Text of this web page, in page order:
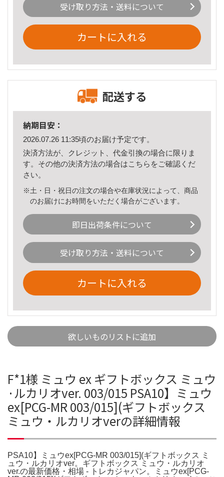
受け取り方法・送料について
カートに入れる
配送する
納期目安：
2026.07.26 11:35頃のお届け予定です。
決済方法が、クレジット、代金引換の場合に限りま
す。その他の決済方法の場合はこちら をご確認くだ
さい。
※土・日・祝日の注文の場合や在庫状況によって、商品
のお届けにお時間をいただく場合がございます。
即日出荷条件について
受け取り方法・送料について
カートに入れる
欲しいものリストに追加
F*1様 ミュウ ex ギフトボックス ミュウ
·ルカリオver. 003/015 PSA10】ミュウ
ex[PCG-MR 003/015](ギフトボックス
ミュウ・ルカリオverの詳細情報
PSA10】ミュウex[PCG-MR 003/015](ギフトボックス ミ
ュウ・ルカリオver。ギフトボックス ミュウ・ルカリオ
ver.の最新価格・相場 - トレカジャパン。ミュウex[PCG-